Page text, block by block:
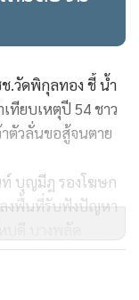
.วัดพิกุลทอง ชี้ น้ำ
ทียบเหตุปี 54 ชาว
ตัวลั่นขอสู้จนตาย
ท์ บุญมีฎ รองโฆษก
งพื้นที่รับฟังปัญหา
ดี บางพลัด
เมียโลจิสติกส์ ให้